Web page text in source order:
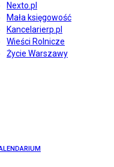
Nexto.pl
Mała księgowość
Kancelarierp.pl
Wieści Rolnicze
Życie Warszawy